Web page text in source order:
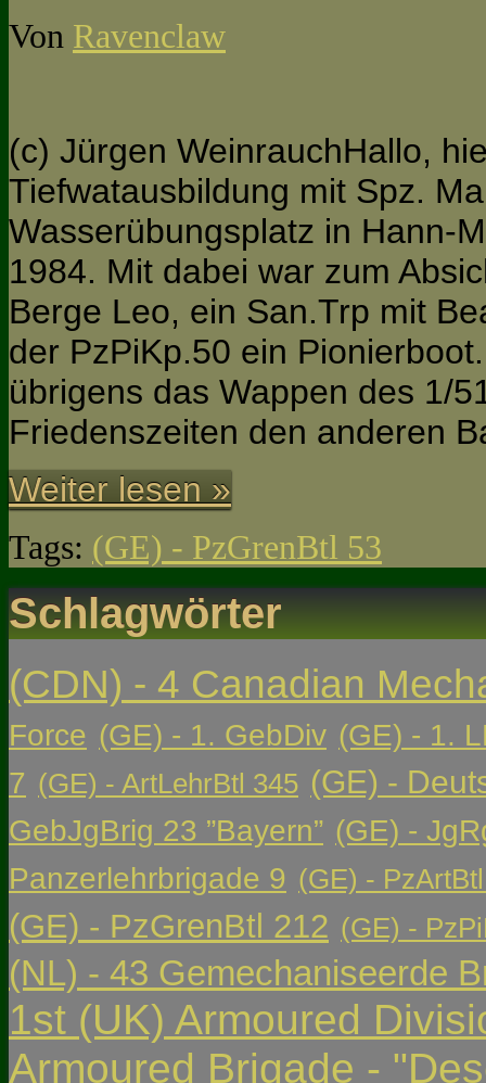
Von Ravenclaw
(c) Jürgen WeinrauchHallo,
Tiefwatausbildung mit Spz.
Wasserübungsplatz in Hann-
1984. Mit dabei war zum
Berge Leo, ein San.Trp mit
der PzPiKp.50 ein
übrigens das Wappen des 1/
Friedenszeiten den anderen
Weiter lesen »
Tags: (GE) - PzGrenBtl 53
Schlagwörter
(CDN) - 4 Canadian
Force (GE) - 1. GebDiv (GE) - 1.
7 (GE) - ArtLehrBtl 345 (GE) -
GebJgBrig 23 ”Bayern” (GE) -
Panzerlehrbrigade 9 (GE) -
(GE) - PzGrenBtl 212 (GE) -
(NL) - 43 Gemechaniseerde
1st (UK) Armoured
Armoured Brigade -